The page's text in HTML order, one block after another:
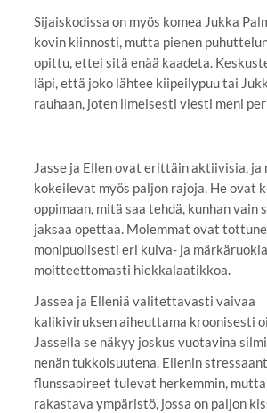
Sijaiskodissa on myös komea Jukka
kovin kiinnosti, mutta pienen
opittu, ettei sitä enää kaadeta.
läpi, että joko lähtee kiipeilypuu tai
rauhaan, joten ilmeisesti viesti meni
Jasse ja Ellen ovat erittäin aktiivisia,
kokeilevat myös paljon rajoja. He ovat
oppimaan, mitä saa tehdä, kunhan vain
jaksaa opettaa. Molemmat ovat
monipuolisesti eri kuiva- ja
moitteettomasti hiekkalaatikkoa.
Jassea ja Elleniä valitettavasti vaivaa
kalikiviruksen aiheuttama kroonisesti
Jassella se näkyy joskus vuotavina
nenän tukkoisuutena. Ellenin
flunssaoireet tulevat herkemmin,
rakastava ympäristö, jossa on paljon